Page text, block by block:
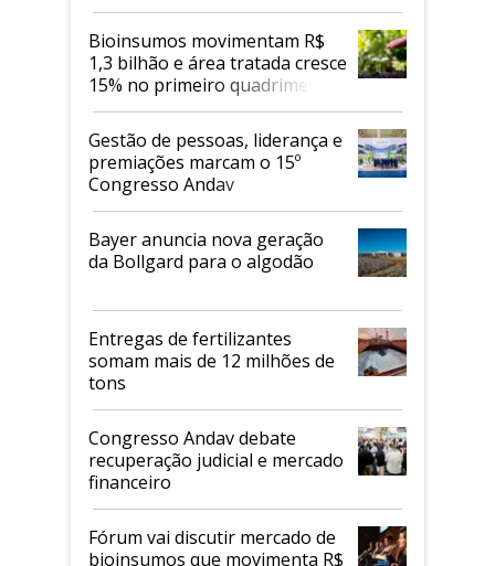
Bioinsumos movimentam R$
1,3 bilhão e área tratada cresce
15% no primeiro quadrimestre
de 2026
Gestão de pessoas, liderança e
premiações marcam o 15º
Congresso Andav
Bayer anuncia nova geração
da Bollgard para o algodão
Entregas de fertilizantes
somam mais de 12 milhões de
tons
Congresso Andav debate
recuperação judicial e mercado
financeiro
Fórum vai discutir mercado de
bioinsumos que movimenta R$